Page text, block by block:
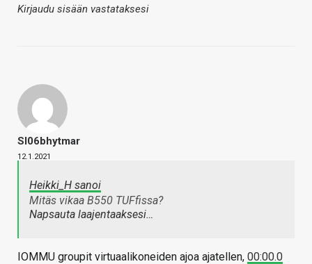
Kirjaudu sisään vastataksesi
Sl06bhytmar
12.1.2021
Heikki_H sanoi
Mitäs vikaa B550 TUFfissa?
Napsauta laajentaaksesi…
IOMMU groupit virtuaalikoneiden ajoa ajatellen, 00:00.0